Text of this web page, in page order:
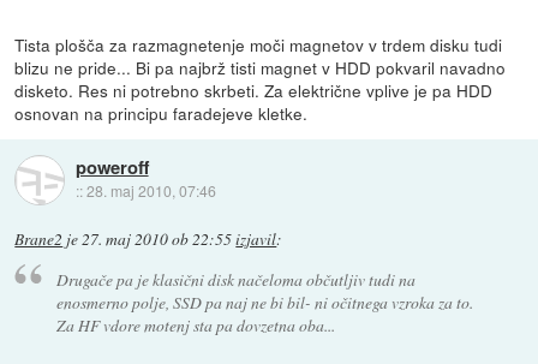
Tista plošča za razmagnetenje moči magnetov v trdem disku tudi
blizu ne pride... Bi pa najbrž tisti magnet v HDD pokvaril navadno
disketo. Res ni potrebno skrbeti. Za električne vplive je pa HDD
osnovan na principu faradejeve kletke.
poweroff
::28. maj 2010, 07:46
Brane2 je27. maj 2010 ob 22:55izjavil:
Drugače pa je klasični disk načeloma občutljiv tudi na
enosmerno polje, SSD pa naj ne bi bil- ni očitnega vzroka za to.
Za HF vdore motenj sta pa dovzetna oba...